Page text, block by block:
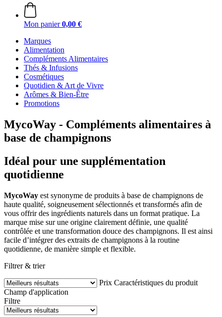
Mon panier 0,00 €
Marques
Alimentation
Compléments Alimentaires
Thés & Infusions
Cosmétiques
Quotidien & Art de Vivre
Arômes & Bien-Être
Promotions
MycoWay - Compléments alimentaires à
base de champignons
Idéal pour une supplémentation
quotidienne
MycoWay est synonyme de produits à base de champignons de
haute qualité, soigneusement sélectionnés et transformés afin de
vous offrir des ingrédients naturels dans un format pratique. La
marque mise sur une origine clairement définie, une qualité
contrôlée et une transformation douce des champignons. Il est ainsi
facile d’intégrer des extraits de champignons à la routine
quotidienne, de manière simple et flexible.
Filtrer & trier
Prix Caractéristiques du produit
Champ d'application
Filtre